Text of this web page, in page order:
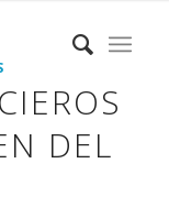
DEL